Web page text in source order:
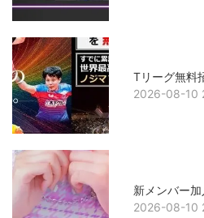
Tリーグ無料
2026-08-10
新メンバー加
2026-08-10